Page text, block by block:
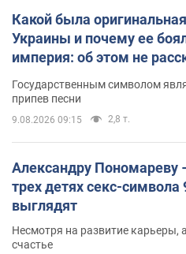
Какой была
Украины и почему ее
империя: об этом не
Государственным символом
припев песни
9.08.2026 09:15 2,8 т.
Александру Пономареву
трех детях секс-символа
выглядят
Несмотря на развитие карьеры,
счастье